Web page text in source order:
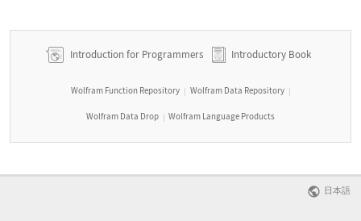
Introduction for Programmers Introductory Book
Wolfram Function Repository | Wolfram Data Repository |
Wolfram Data Drop | Wolfram Language Products
日本語